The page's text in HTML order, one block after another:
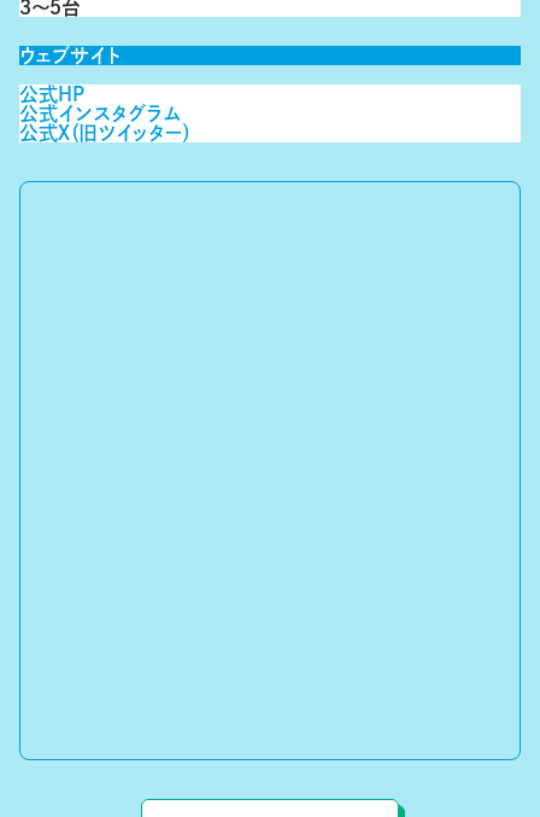
３～５台
ウェブサイト
公式ＨＰ
公式インスタグラム
公式Ｘ（旧ツイッター）